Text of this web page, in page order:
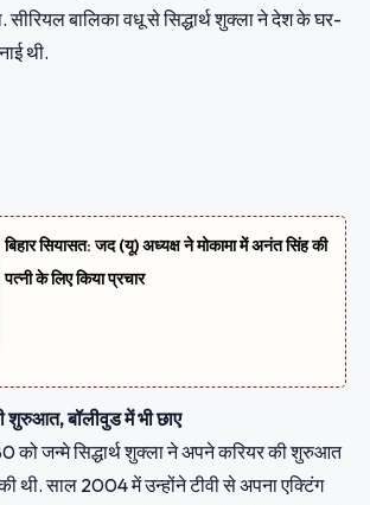
सीरियल बालिका वधू से सिद्धार्थ शुक्ला ने देश के घर-
थी.
बिहार सियासत: जद (यू) अध्यक्ष ने मोकामा में अनंत सिंह की
पत्नी के लिए किया प्रचार
शुरुआत, बॉलीवुड में भी छाए
को जन्मे सिद्धार्थ शुक्ला ने अपने करियर की शुरुआत
थी. साल 2004 में उन्होंने टीवी से अपना एक्टिंग